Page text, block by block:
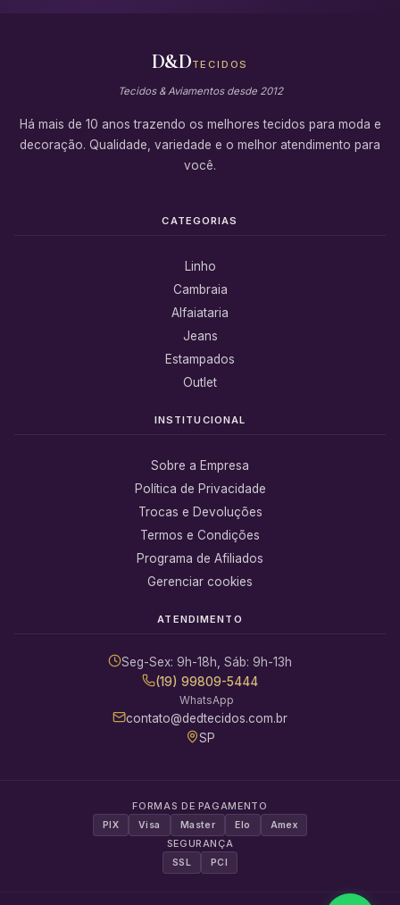
D&DTECIDOS
Tecidos & Aviamentos desde 2012
Há mais de 10 anos trazendo os melhores tecidos para moda e
decoração. Qualidade, variedade e o melhor atendimento para
você.
CATEGORIAS
Linho
Cambraia
Alfaiataria
Jeans
Estampados
Outlet
INSTITUCIONAL
Sobre a Empresa
Política de Privacidade
Trocas e Devoluções
Termos e Condições
Programa de Afiliados
Gerenciar cookies
ATENDIMENTO
Seg-Sex: 9h-18h, Sáb: 9h-13h
(19) 99809-5444
WhatsApp
contato@dedtecidos.com.br
SP
FORMAS DE PAGAMENTO
PIX Visa Master Elo Amex
SEGURANÇA
SSL PCI